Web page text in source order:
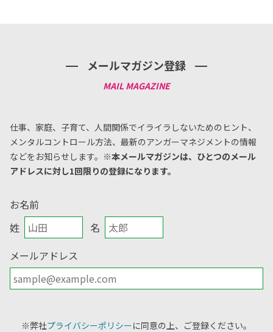
メールマガジン登録
仕事、家庭、子育て、人間関係でイライラしないためのヒント、
メンタルコントロール方法、 最新のアンガーマネジメントの情報
などをお知らせします。 ※本メールマガジンは、ひとつのメール
アドレスに対し1回限りの登録になります。
お名前
姓
名
メールアドレス
※弊社プライバシーポリシーに同意の上、ご登録ください。